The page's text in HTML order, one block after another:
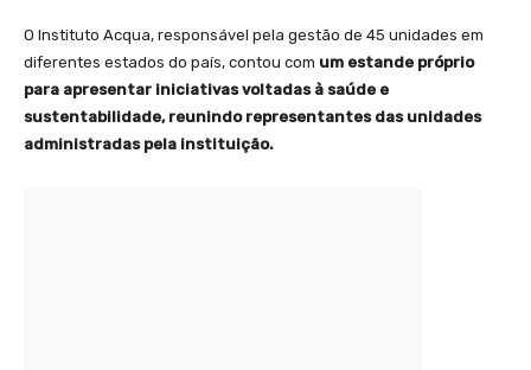
O Instituto Acqua, responsável pela gestão de 45 unidades em
diferentes estados do país, contou com um estande próprio
para apresentar iniciativas voltadas à saúde e
sustentabilidade, reunindo representantes das unidades
administradas pela instituição.